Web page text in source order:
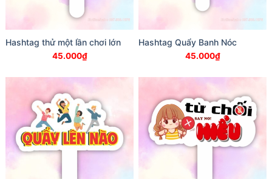
Hashtag thử một lần chơi lớn
45.000₫
Hashtag Quẩy Banh Nóc
45.000₫